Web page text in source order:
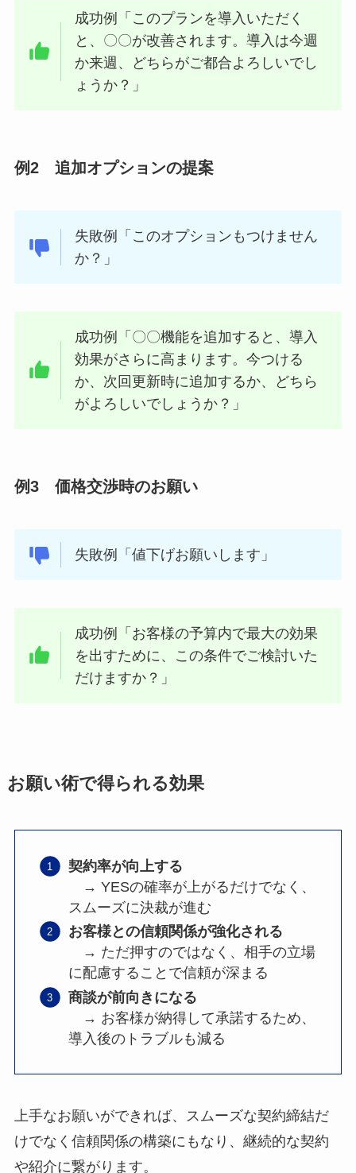
成功例「このプランを導入いただく
と、〇〇が改善されます。導入は今週
か来週、どちらがご都合よろしいでし
ょうか？」
例2 追加オプションの提案
失敗例「このオプションもつけません
か？」
成功例「〇〇機能を追加すると、導入
効果がさらに高まります。今つける
か、次回更新時に追加するか、どちら
がよろしいでしょうか？」
例3 価格交渉時のお願い
失敗例「値下げお願いします」
成功例「お客様の予算内で最大の効果
を出すために、この条件でご検討いた
だけますか？」
お願い術で得られる効果
契約率が向上する
→ YESの確率が上がるだけでなく、
スムーズに決裁が進む
お客様との信頼関係が強化される
→ ただ押すのではなく、相手の立場
に配慮することで信頼が深まる
商談が前向きになる
→ お客様が納得して承諾するため、
導入後のトラブルも減る
上手なお願いができれば、スムーズな契約締結だ
けでなく信頼関係の構築にもなり、継続的な契約
や紹介に繋がります。